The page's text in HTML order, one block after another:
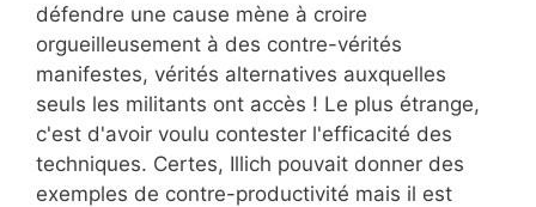
défendre une cause mène à croire
orgueilleusement à des contre-vérités
manifestes, vérités alternatives auxquelles
seuls les militants ont accès ! Le plus étrange,
c'est d'avoir voulu contester l'efficacité des
techniques. Certes, Illich pouvait donner des
exemples de contre-productivité mais il est